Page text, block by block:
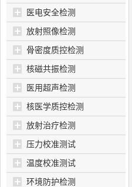
医电安全检测
放射照像检测
骨密度质控检测
核磁共振检测
医用超声检测
核医学质控检测
放射治疗检测
压力校准测试
温度校准测试
环境防护检测